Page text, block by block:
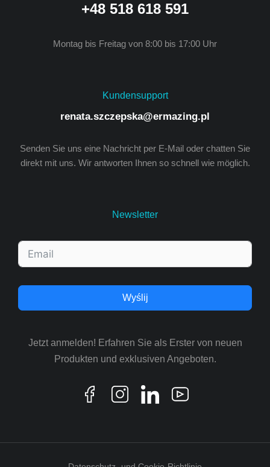
+48 518 618 591
Montag bis Freitag von 8:00 bis 17:00 Uhr
Kundensupport
renata.szczepska@ermazing.pl
Senden Sie uns eine Nachricht per E-Mail oder chatten Sie
direkt mit uns. Wir antworten Ihnen so schnell wie möglich.
Newsletter
Wyślij
Jetzt anmelden! Erfahren Sie als Erster von neuen
Produkten und exklusiven Angeboten.